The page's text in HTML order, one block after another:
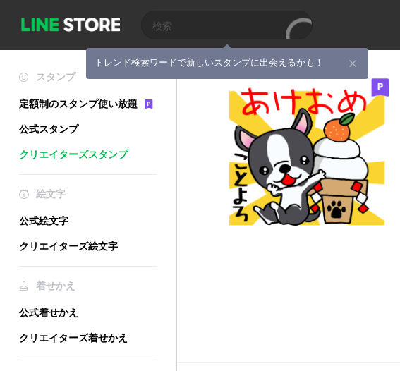
トレンド検索ワードで新しいスタンプに出会えるかも！
スタンプ
定額制のスタンプ使い放題
公式スタンプ
クリエイターズスタンプ
絵文字
公式絵文字
クリエイターズ絵文字
着せかえ
公式着せかえ
クリエイターズ着せかえ